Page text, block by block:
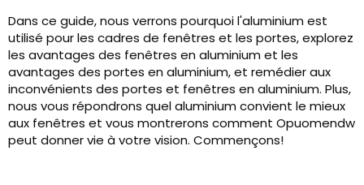
Dans ce guide, nous verrons pourquoi l'aluminium est
utilisé pour les cadres de fenêtres et les portes, explorez
les avantages des fenêtres en aluminium et les
avantages des portes en aluminium, et remédier aux
inconvénients des portes et fenêtres en aluminium. Plus,
nous vous répondrons quel aluminium convient le mieux
aux fenêtres et vous montrerons comment Opuomendw
peut donner vie à votre vision. Commençons!